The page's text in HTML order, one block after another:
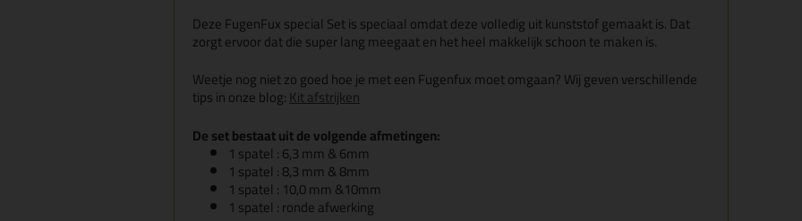
Deze FugenFux special Set is speciaal omdat deze volledig uit kunststof gemaakt is. Dat
zorgt ervoor dat die super lang meegaat en het heel makkelijk schoon te maken is.
Weetje nog niet zo goed hoe je met een Fugenfux moet omgaan? Wij geven verschillende
tips in onze blog:Kit afstrijken
De set bestaat uit de volgende afmetingen:
1 spatel : 6,3 mm & 6mm
1 spatel : 8,3 mm & 8mm
1 spatel : 10,0 mm &10mm
1 spatel : ronde afwerking